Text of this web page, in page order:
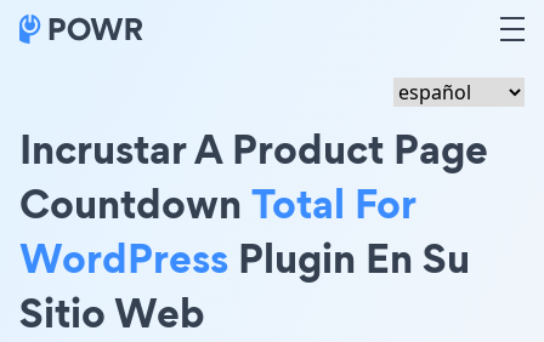
Incrustar A Product Page
CountdownTotal For
WordPress Plugin En Su
Sitio Web